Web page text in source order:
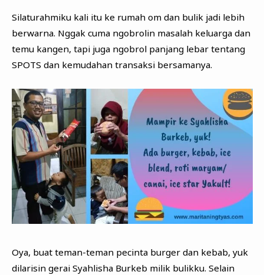
Silaturahmiku kali itu ke rumah om dan bulik jadi lebih
berwarna. Nggak cuma ngobrolin masalah keluarga dan
temu kangen, tapi juga ngobrol panjang lebar tentang
SPOTS dan kemudahan transaksi bersamanya.
Oya, buat teman-teman pecinta burger dan kebab, yuk
dilarisin gerai Syahlisha Burkeb milik bulikku. Selain